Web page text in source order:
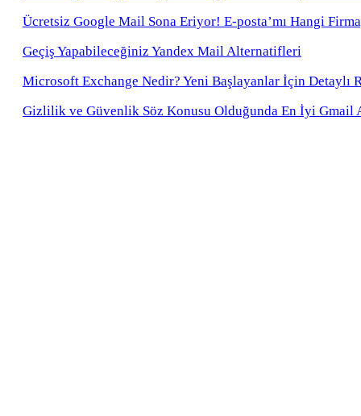
Ücretsiz Google Mail Sona Eriyor! E-posta’mı Hangi
Geçiş Yapabileceğiniz Yandex Mail Alternatifleri
Microsoft Exchange Nedir? Yeni Başlayanlar İçin Detaylı
Gizlilik ve Güvenlik Söz Konusu Olduğunda En İyi Gmail